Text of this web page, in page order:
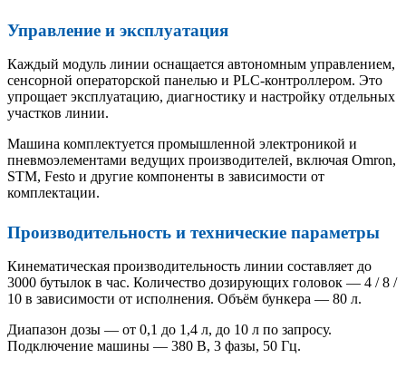
Управление и эксплуатация
Каждый модуль линии оснащается автономным управлением,
сенсорной операторской панелью и PLC-контроллером. Это
упрощает эксплуатацию, диагностику и настройку отдельных
участков линии.
Машина комплектуется промышленной электроникой и
пневмоэлементами ведущих производителей, включая Omron,
STM, Festo и другие компоненты в зависимости от
комплектации.
Производительность и технические параметры
Кинематическая производительность линии составляет до
3000 бутылок в час. Количество дозирующих головок — 4 / 8 /
10 в зависимости от исполнения. Объём бункера — 80 л.
Диапазон дозы — от 0,1 до 1,4 л, до 10 л по запросу.
Подключение машины — 380 В, 3 фазы, 50 Гц.